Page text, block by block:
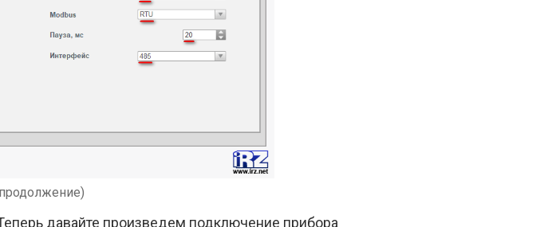
давайте произведем подключение прибора